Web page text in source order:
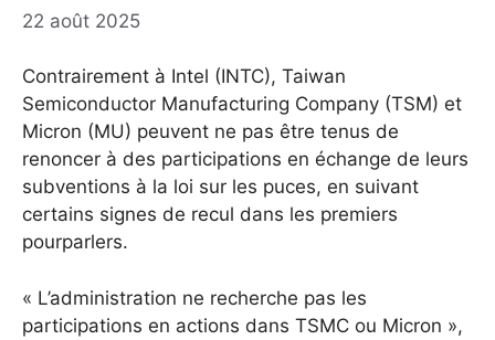
22 août 2025
Contrairement à Intel (INTC), Taiwan
Semiconductor Manufacturing Company (TSM) et
Micron (MU) peuvent ne pas être tenus de
renoncer à des participations en échange de leurs
subventions à la loi sur les puces, en suivant
certains signes de recul dans les premiers
pourparlers.
« L’administration ne recherche pas les
participations en actions dans TSMC ou Micron »,